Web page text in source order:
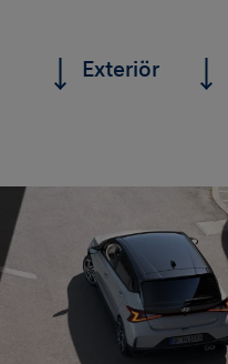
Exteriör